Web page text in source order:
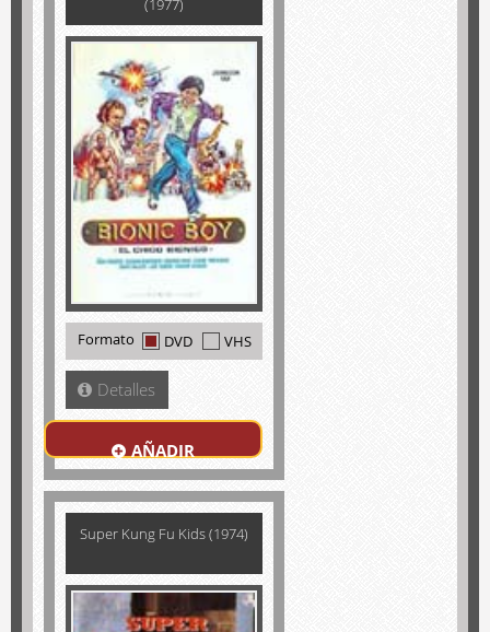
(1977)
Formato DVD VHS
Detalles
AÑADIR
Super Kung Fu Kids (1974)